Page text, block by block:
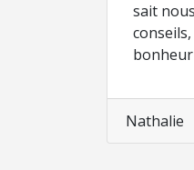
sait
bonheur
Nathalie